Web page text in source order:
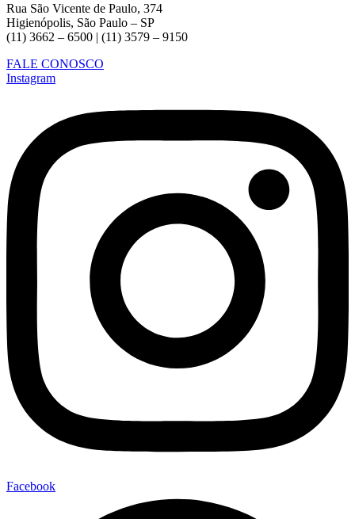
Rua São Vicente de Paulo, 374
Higienópolis, São Paulo – SP
(11) 3662 – 6500 | (11) 3579 – 9150
FALE CONOSCO
Instagram
Facebook